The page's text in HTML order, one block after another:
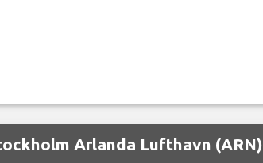
Arlanda Lufthavn (ARN)